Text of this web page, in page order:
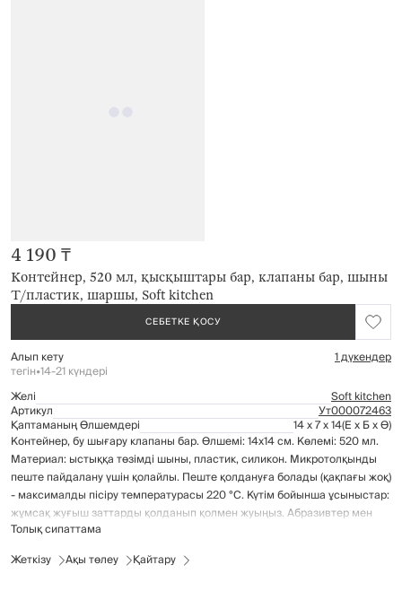
Контейнер, 520 мл, қысқыштары бар, клапаны бар, шыны
Т/пластик, шаршы, Soft kitchen
4 190 ₸
СЕБЕТКЕ ҚОСУ
Алып кету 1 дүкендер
тегін•14-21 күндері
Желі
Soft kitchen
Артикул Ут000072463
Қаптаманың Өлшемдері 14 x 7 x 14(Е x Б x Ө)
Контейнер, бу шығару клапаны бар. Өлшемі: 14х14 см. Көлемі: 520 мл.
Материал: ыстыққа төзімді шыны, пластик, силикон. Микротолқынды
пеште пайдалану үшін қолайлы. Пеште қолдануға болады (қақпағы жоқ)
- максималды пісіру температурасы 220 °C. Күтім бойынша ұсыныстар:
жұмсақ жуғыш заттарды қолданып қолмен жуыңыз. Абразивтер мен
қатты губкаларды қолданбаңыз. Ыдыс жуғыш машинада жууға болады.
Толық сипаттама
Жеткізу
Ақы төлеу Қайтару